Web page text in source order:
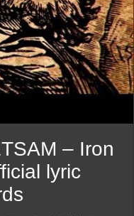
– Iron
lyric